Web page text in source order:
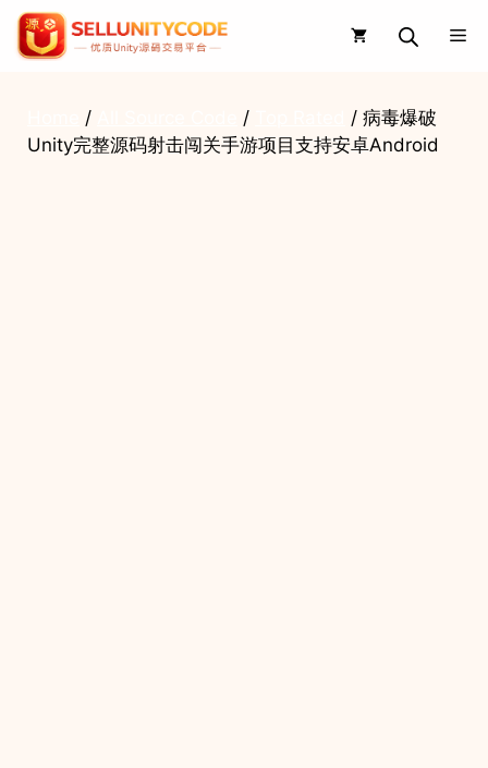
Skip
content
/ /
/ 病毒爆破
Unity完整源码射击闯关手游项目支持安卓Android